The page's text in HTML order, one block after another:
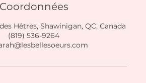
Coordonnées
Hêtres, Shawinigan, QC, Canada
(819) 536-9264